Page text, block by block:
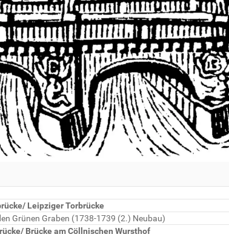
Leipziger Torbrücke
Grünen Graben (1738-1739 (2.) Neubau)
Brücke am Cöllnischen Wursthof